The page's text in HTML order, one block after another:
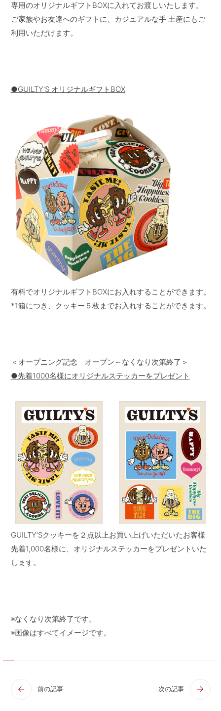
専用のオリジナルギフトBOXに入れてお渡しいたします。
ご家族やお友達へのギフトに、カジュアルな手 土産にもご
利用いただけます。
●GUILTYʼS オリジナルギフトBOX
有料でオリジナルギフトBOXにお入れすることができます。
*1箱につき、クッキー５枚までお入れすることができます。
＜オープニング記念 オープン～なくなり次第終了＞
●先着1000名様にオリジナルステッカーをプレゼント
GUILTY’Sクッキーを２点以上お買い上げいただいたお客様
先着1,000名様に、オリジナルステッカーをプレゼントいた
します。
※なくなり次第終了です。
※画像はすべてイメージです。
前の記事 次の記事